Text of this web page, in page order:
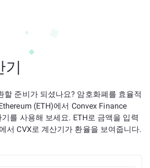
기
할 준비가 되셨나요? 암호화폐를 효율적
(ETH)에서 Convex Finance
기를 사용해 보세요. ETH로 금액을 입력
서 CVX로 계산기가 환율을 보여줍니다.